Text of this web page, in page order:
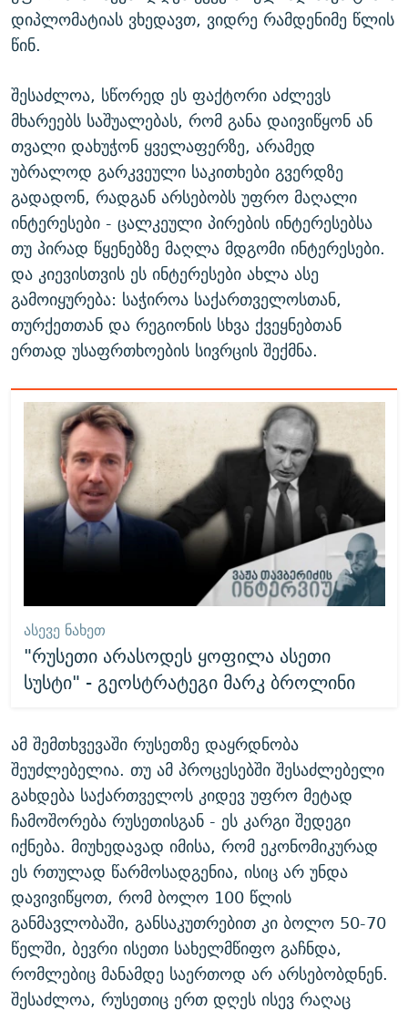
დიპლომატიას ვხედავთ, ვიდრე რამდენიმე წლის
წინ.
შესაძლოა, სწორედ ეს ფაქტორი აძლევს
მხარეებს საშუალებას, რომ განა დაივიწყონ ან
თვალი დახუჭონ ყველაფერზე, არამედ
უბრალოდ გარკვეული საკითხები გვერდზე
გადადონ, რადგან არსებობს უფრო მაღალი
ინტერესები - ცალკეული პირების ინტერესებსა
თუ პირად წყენებზე მაღლა მდგომი ინტერესები.
და კიევისთვის ეს ინტერესები ახლა ასე
გამოიყურება: საჭიროა საქართველოსთან,
თურქეთთან და რეგიონის სხვა ქვეყნებთან
ერთად უსაფრთხოების სივრცის შექმნა.
ᲐᲡᲔᲕᲔ ᲜᲐᲮᲔᲗ
"რუსეთი არასოდეს ყოფილა ასეთი
სუსტი" - გეოსტრატეგი მარკ ბროლინი
ამ შემთხვევაში რუსეთზე დაყრდნობა
შეუძლებელია. თუ ამ პროცესებში შესაძლებელი
გახდება საქართველოს კიდევ უფრო მეტად
ჩამოშორება რუსეთისგან - ეს კარგი შედეგი
იქნება. მიუხედავად იმისა, რომ ეკონომიკურად
ეს რთულად წარმოსადგენია, ისიც არ უნდა
დავივიწყოთ, რომ ბოლო 100 წლის
განმავლობაში, განსაკუთრებით კი ბოლო 50-70
წელში, ბევრი ისეთი სახელმწიფო გაჩნდა,
რომლებიც მანამდე საერთოდ არ არსებობდნენ.
შესაძლოა, რუსეთიც ერთ დღეს ისევ რაღაც